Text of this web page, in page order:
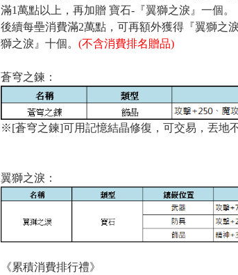
滿1萬點以上，再加贈 寶石-『翼獅之淚』一個。
後續每壘消費滿2萬點，可再額外獲得『翼獅之淚
獅之淚 』十個。 (不含消費排名贈品)
蒼穹之鍊：
※[蒼穹之鍊]可用記憶結晶修復，可交易，丟地
翼獅之淚：
《累積消費排行禮》